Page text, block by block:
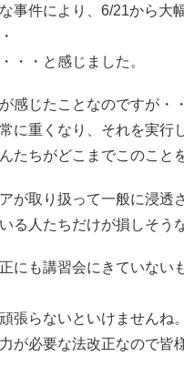
事件により、6/21から大
・・と感じました。
感じたことなのですが・
に重くなり、それを実行
たちがどこまでこのこと
が取り扱って一般に浸透
る人たちだけが損しそう
にも講習会にきていな
張らないといけませんね。
が必要な法改正なので皆